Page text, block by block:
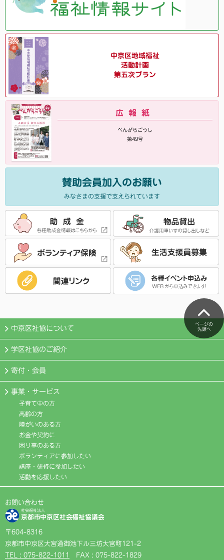
中京区地域福祉
活動計画
第五次プラン
広報紙
べんがらごうし
第49号
賛助会員加入のお願い
みなさまの支援で支えられています
ページの
先頭へ
中京区社協について
学区社協のご紹介
寄付・会員
事業・サービス
子育て中の方
高齢の方
障がいのある方
お金や契約に
困り事のある方
ボランティアに参加したい
講座・研修に参加したい
活動を応援したい
お問い合わせ
社会福祉法人
京都市中京区社会福祉協議会
〒604-8316
京都市中京区大宮通御池下ル三坊大宮町121-2
TEL : 075-822-1011
FAX : 075-822-1829